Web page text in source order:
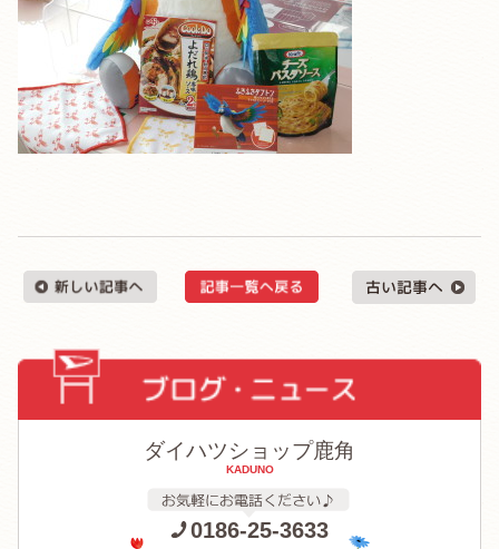
ダイハツショップ鹿角
KADUNO
0186-25-3633